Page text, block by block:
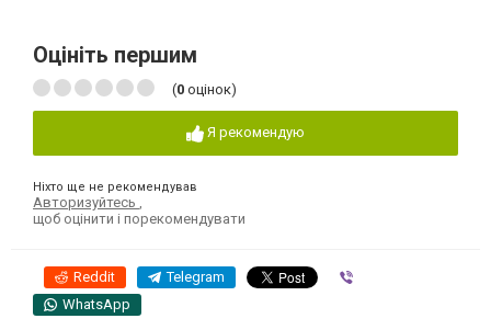
Оцініть першим
(0 оцінок)
Я рекомендую
Ніхто ще не рекомендував
Авторизуйтесь
щоб оцінити і порекомендувати
Reddit Telegram
WhatsApp